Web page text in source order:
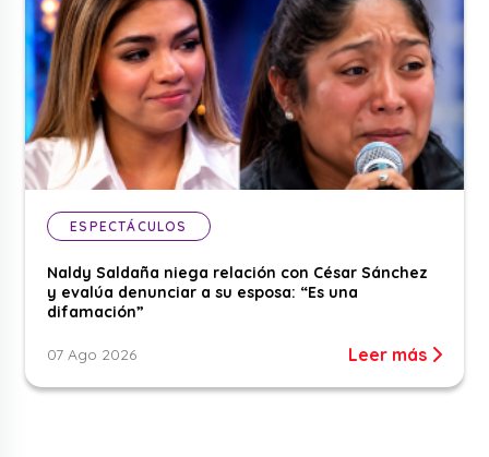
ESPECTÁCULOS
Naldy Saldaña niega relación con César Sánchez
y evalúa denunciar a su esposa: “Es una
difamación”
07 Ago 2026 Leer más